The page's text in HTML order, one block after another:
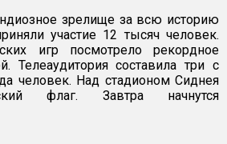
зрелище за всю историю
участие 12 тысяч человек.
игр посмотрело рекордное
Телеаудитория составила три с
человек. Над стадионом Сиднея
флаг. Завтра начнутся